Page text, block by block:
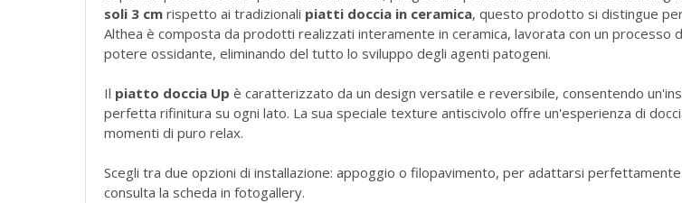
soli 3 cmrispetto ai tradizionali piatti doccia in ceramica, questo prodotto si distingue
Althea è composta da prodotti realizzati interamente in ceramica, lavorata con un
potere ossidante, eliminando del tutto lo sviluppo degli agenti patogeni.
Il piatto doccia Up è caratterizzato da un design versatile e reversibile, consentendo
perfetta rifinitura su ogni lato. La sua speciale texture antiscivolo offre un'esperienza di
momenti di puro relax.
Scegli tra due opzioni di installazione: appoggio o filopavimento, per adattarsi
consulta la scheda in fotogallery.